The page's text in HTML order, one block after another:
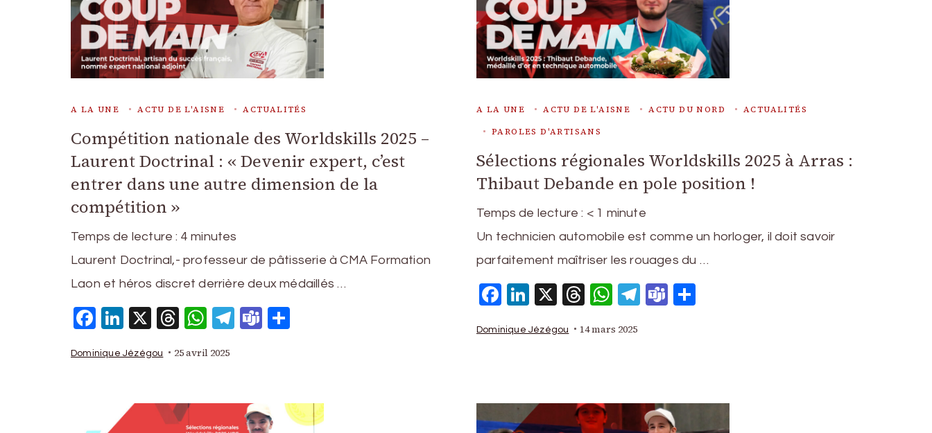
A LA UNE ACTU DE L'AISNE ACTUALITÉS
Compétition nationale des Worldskills 2025 –
Laurent Doctrinal : « Devenir expert, c’est
entrer dans une autre dimension de la
compétition »
Temps de lecture : 4 minutes
Laurent Doctrinal,- professeur de pâtisserie à CMA Formation
Laon et héros discret derrière deux médaillés …
Facebook
LinkedIn
X Threads
WhatsApp
Telegram
Teams
Dominique Jézégou 25 avril 2025
A LA UNE ACTU DE L'AISNE ACTU DU NORD
ACTUALITÉS
PAROLES D'ARTISANS
Sélections régionales Worldskills 2025 à Arras :
Thibaut Debande en pole position !
Temps de lecture : < 1 minute
Un technicien automobile est comme un horloger, il doit savoir
parfaitement maîtriser les rouages du …
Facebook
LinkedIn
X Threads
WhatsApp
Telegram
Teams
Dominique Jézégou 14 mars 2025